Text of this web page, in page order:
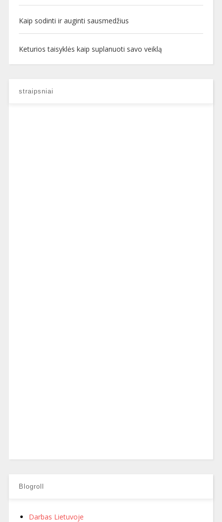
Kaip sodinti ir auginti sausmedžius
Keturios taisyklės kaip suplanuoti savo veiklą
straipsniai
Blogroll
Darbas Lietuvoje